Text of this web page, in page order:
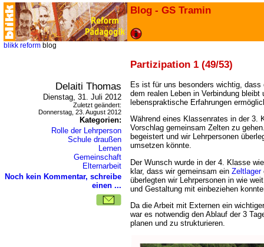
Blog - GS Tramin
blikk reform blog
Partizipation 1 (49/53)
Delaiti Thomas
Dienstag, 31. Juli 2012
Zuletzt geändert:
Donnerstag, 23. August 2012
Kategorien:
Rolle der Lehrperson
Schule draußen
Lernen
Gemeinschaft
Elternarbeit
Noch kein Kommentar, schreibe
einen ...
Es ist für uns besonders wichtig,
dem realen Leben in Verbindung
lebenspraktische Erfahrungen
Während eines Klassenrates in der 3.
Vorschlag gemeinsam Zelten zu
begeistert und wir Lehrpersonen
umsetzen könnte.
Der Wunsch wurde in der 4. Klasse
klar, dass wir gemeinsam ein Zeltlager
überlegten wir Lehrpersonen in wie
und Gestaltung mit einbeziehen
Da die Arbeit mit Externen ein
war es notwendig den Ablauf der 3
planen und zu strukturieren.